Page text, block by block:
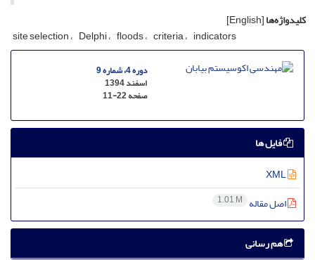
کلیدواژه‌ها[English]
site selection Delphi floods criteria indicators
دوره 4، شماره 9
اسفند 1394
صفحه11-22
فایل ها
اصل مقاله 1.01 M
هم رسانی